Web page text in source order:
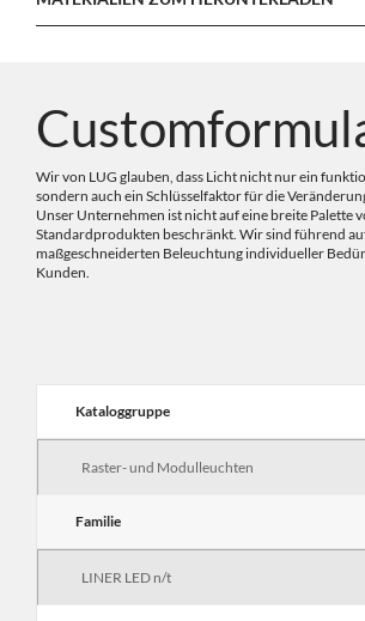
Wir von LUG glauben, dass Licht nicht nur ein
sondern auch ein Schlüsselfaktor für die
Unser Unternehmen ist nicht auf eine breite Palette
Standardprodukten beschränkt. Wir sind führend
maßgeschneiderten Beleuchtung individueller
Kunden.
Kataloggruppe
Familie